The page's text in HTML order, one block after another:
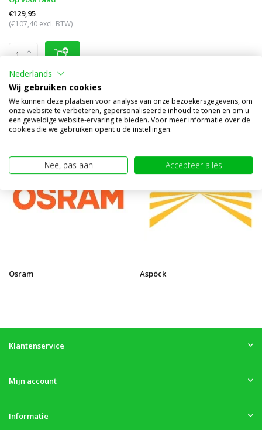
€129,95
(€107,40 excl. BTW)
Overige categorieën in Merken
Osram Aspöck
Klantenservice
Mijn account
Informatie
Nederlands
Wij gebruiken cookies
We kunnen deze plaatsen voor analyse van onze bezoekersgegevens, om
onze website te verbeteren, gepersonaliseerde inhoud te tonen en om u
een geweldige website-ervaring te bieden. Voor meer informatie over de
cookies die we gebruiken opent u de instellingen.
Nee, pas aan Accepteer alles